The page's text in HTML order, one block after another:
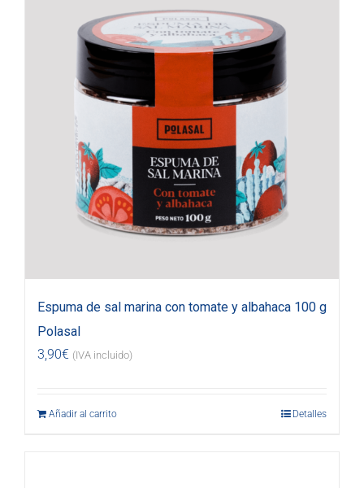
Espuma de sal marina con tomate y albahaca 100 g
Polasal
3,90€ (IVA incluido)
Añadir al carrito Detalles